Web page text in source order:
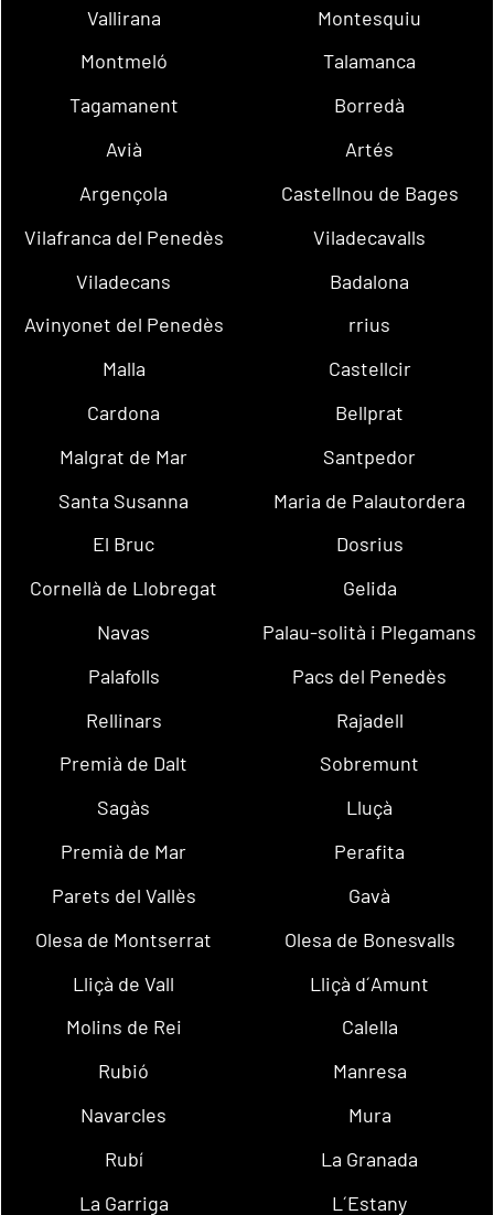
Vallirana
Montesquiu
Montmeló
Talamanca
Tagamanent
Borredà
Avià
Artés
Argençola
Castellnou de Bages
Vilafranca del Penedès
Viladecavalls
Viladecans
Badalona
Avinyonet del Penedès
rrius
Malla
Castellcir
Cardona
Bellprat
Malgrat de Mar
Santpedor
Santa Susanna
Maria de Palautordera
El Bruc
Dosrius
Cornellà de Llobregat
Gelida
Navas
Palau-solità i Plegamans
Palafolls
Pacs del Penedès
Rellinars
Rajadell
Premià de Dalt
Sobremunt
Sagàs
Lluçà
Premià de Mar
Perafita
Parets del Vallès
Gavà
Olesa de Montserrat
Olesa de Bonesvalls
Lliçà de Vall
Lliçà d´Amunt
Molins de Rei
Calella
Rubió
Manresa
Navarcles
Mura
Rubí
La Granada
La Garriga
L´Estany